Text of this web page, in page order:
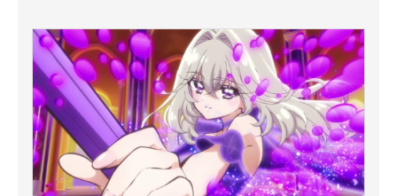
好きが集まる 比べて選べる
ビジネスと働き方のヒント
AI活用のいまが分かる
企業ITのトレンドを詳説